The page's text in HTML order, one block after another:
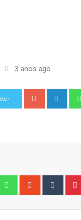
3 anos ago
Google+
WhatsappStumbleUpon
Tumblr